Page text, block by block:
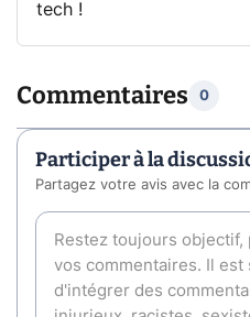
tech !
Commentaires 0
Participer à la
Partagez votre avis avec la